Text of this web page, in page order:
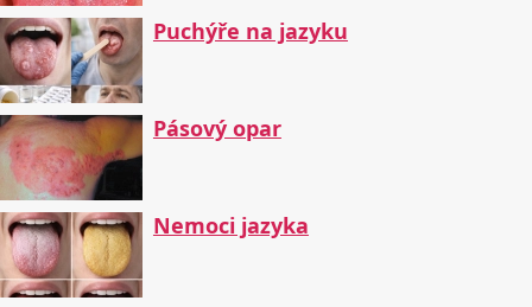
Puchýře na jazyku
Pásový opar
Nemoci jazyka